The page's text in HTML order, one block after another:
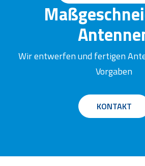
Wir entwerfen und fertigen
Vorgaben
KONTAKT